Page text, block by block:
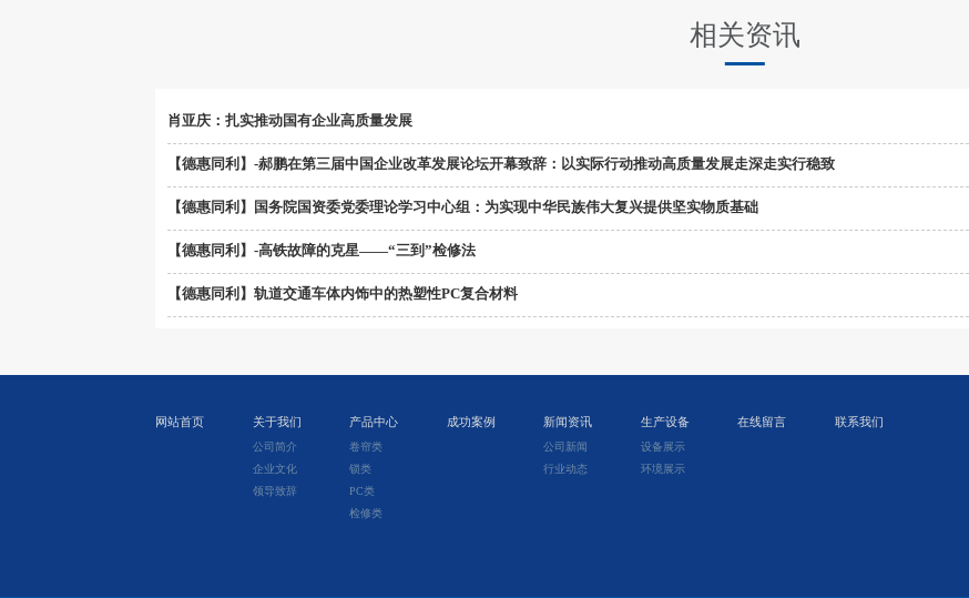
相关资讯
肖亚庆：扎实推动国有企业高质量发展
【德惠同利】-郝鹏在第三届中国企业改革发展论坛开幕致辞：以实际行动推动高质量发展走深走实行稳致
【德惠同利】国务院国资委党委理论学习中心组：为实现中华民族伟大复兴提供坚实物质基础
【德惠同利】-高铁故障的克星——“三到”检修法
【德惠同利】轨道交通车体内饰中的热塑性PC复合材料
网站首页 关于我们
公司简介
企业文化
领导致辞
产品中心
卷帘类
锁类
PC类
检修类
成功案例 新闻资讯
公司新闻
行业动态
生产设备
设备展示
环境展示
在线留言 联系我们